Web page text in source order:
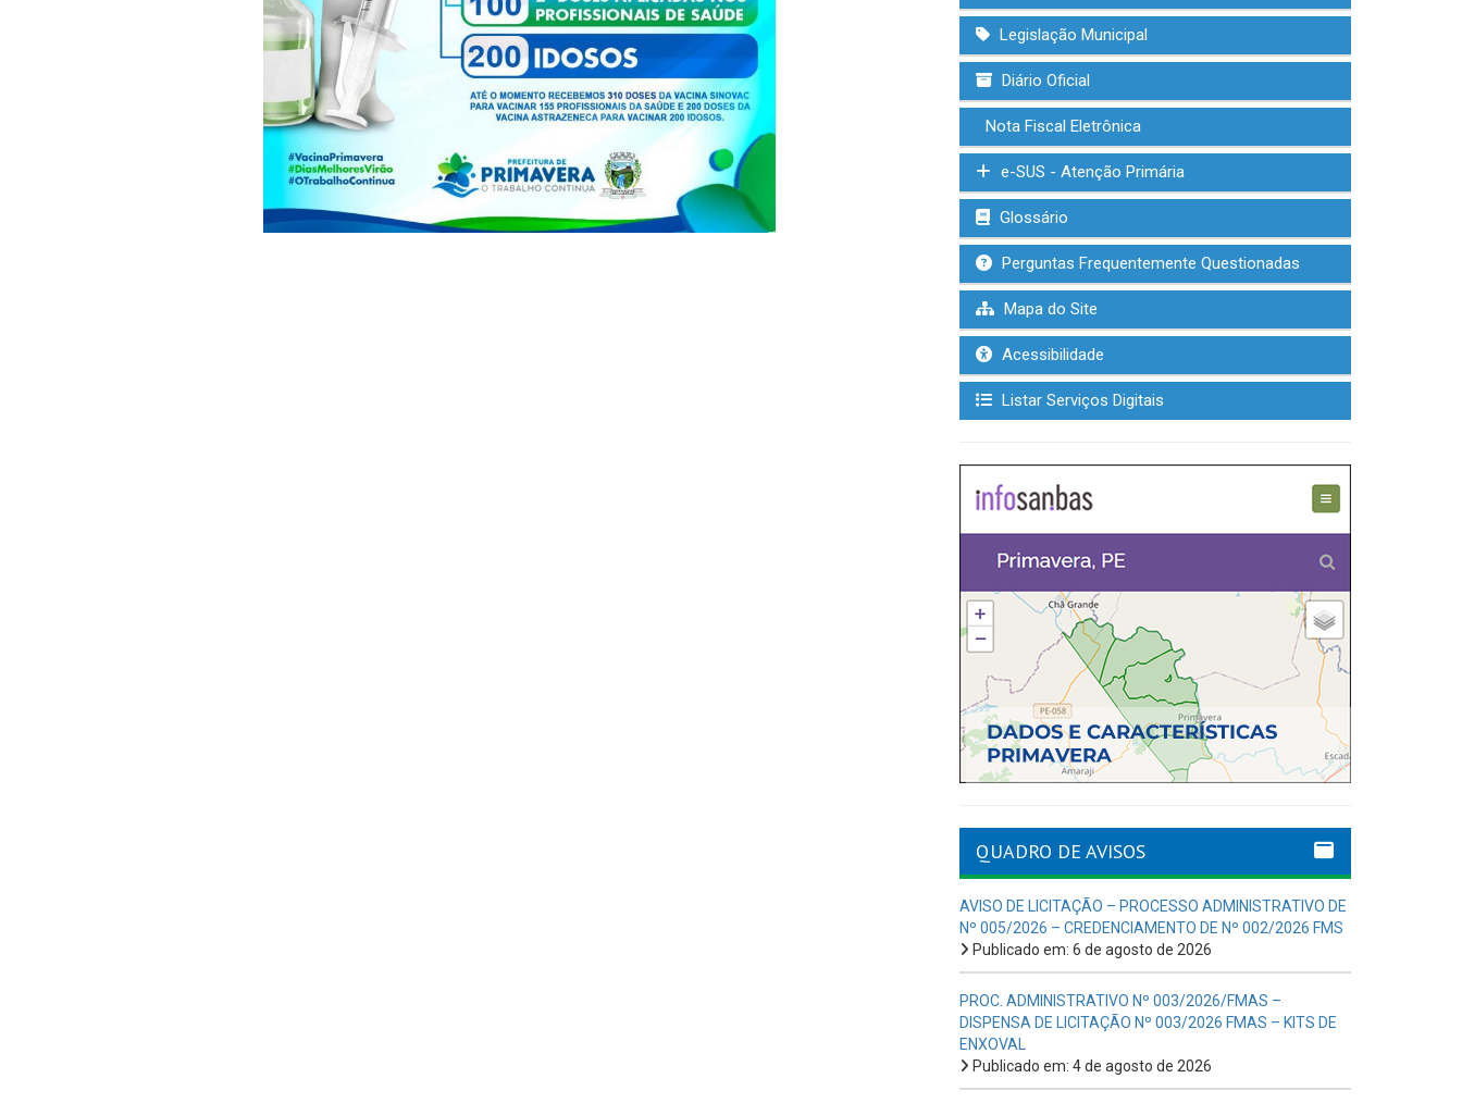
Legislação Municipal
Diário Oficial
Nota Fiscal Eletrônica
e-SUS - Atenção Primária
Glossário
Perguntas Frequentemente Questionadas
Mapa do Site
Acessibilidade
Listar Serviços Digitais
QUADRO DE AVISOS
AVISO DE LICITAÇÃO – PROCESSO ADMINISTRATIVO DE
Nº 005/2026 – CREDENCIAMENTO DE Nº 002/2026 FMS
Publicado em: 6 de agosto de 2026
PROC. ADMINISTRATIVO Nº 003/2026/FMAS –
DISPENSA DE LICITAÇÃO Nº 003/2026 FMAS – KITS DE
ENXOVAL
Publicado em: 4 de agosto de 2026